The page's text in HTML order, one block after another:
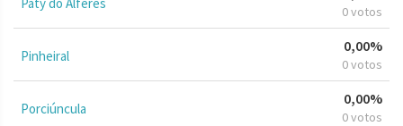
0 votos
Pinheiral
0,00%
0 votos
Porciúncula
0,00%
0 votos